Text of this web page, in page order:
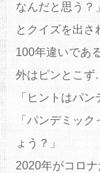
なんだと思う？」
とクイズを出さ
100年違いであ
外はピンとこ
「ヒントはパン
「パンデミッ
ょう？」
2020年がコロ